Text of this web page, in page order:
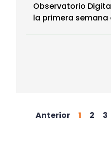
Observatorio
la primera semana
Anterior 1 2 3